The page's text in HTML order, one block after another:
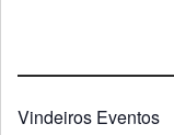
Vindeiros Eventos